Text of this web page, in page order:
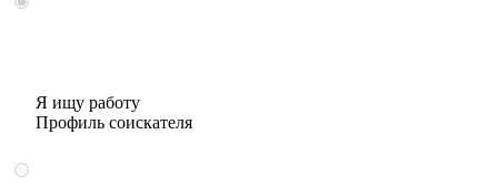
Я ищу работу
Профиль соискателя